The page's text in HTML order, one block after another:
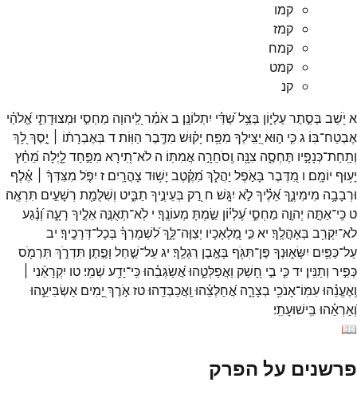
קמו
קמז
קמח
קמט
קנ
א יֹ֭שֵׁב בְּסֵ֣תֶרעֶלְי֑וֹן בְּצֵ֥לשַׁ֝דַּ֗י יִתְלוֹנָֽן׃ באֹמַ֗רלַֽ֭יהוָה מַחְסִ֣י וּמְצוּדָתִ֑י אֱ֝לֹהַ֗י
אֶבְטַח־בּֽוֹ׃ גכִּ֤י ה֣וּא יַ֭צִּֽילְךָ מִפַּ֥ח יָק֗וּשׁ מִדֶּ֥בֶר הַוּֽוֹת׃ד בְּאֶבְרָת֨וֹ ׀ יָ֣סֶךְלָ֭ךְ
וְתַֽחַת־כְּנָפָ֣יו תֶּחְסֶ֑ה צִנָּ֖ה וְֽסֹחֵרָ֣ה אֲמִתּֽוֹ׃ ה לֹא־תִ֭ירָא מִפַּ֣חַדלָ֑יְלָה מֵ֝חֵ֗ץ
יָע֥וּף יוֹמָֽם׃ ו מִ֭דֶּבֶר בָּאֹ֣פֶל יַהֲלֹ֑ךְמִ֝קֶּ֗טֶב יָשׁ֥וּד צָהֳרָֽיִם׃ ז יִפֹּ֤ל מִצִּדְּךָ֨ ׀
אֶ֗לֶף
וּרְבָבָ֥ה מִימִינֶ֑ךָאֵ֝לֶ֗יךָלֹ֣א יִגָּֽשׁ׃ ח רַ֭ק בְּעֵינֶ֣יךָ תַבִּ֑יט וְשִׁלֻּמַ֖ת רְשָׁעִ֣ים תִּרְאֶֽה׃
ט כִּֽי־אַתָּ֣ה יְהוָ֣ה מַחְסִ֑י עֶ֝לְי֗וֹן שַׂ֣מְתָּ מְעוֹנֶֽךָ׃ י לֹֽא־תְאֻנֶּ֣ה אֵלֶ֣יךָ רָעָ֑ה וְ֝נֶ֗גַע
לֹא־יִקְרַ֥ב בְּאָהֳלֶֽךָ׃ יאכִּ֣י מַ֭לְאָכָיו יְצַוֶּה־לָּ֑ךְלִ֝שְׁמָרְךָ֗ בְּכָל־דְּרָכֶֽיךָ׃ יב
עַל־כַּפַּ֥יִם יִשָּׂא֑וּנְךָ פֶּן־תִּגֹּ֖ף בָּאֶ֣בֶן רַגְלֶֽךָ׃ יגעַל־שַׁ֣חַל וָפֶ֣תֶן תִּדְרֹ֑ךְ תִּרְמֹ֖ס
כְּפִ֣יר וְתַנִּֽין׃ ידכִּ֤י בִ֣י חָ֭שַׁק וַאֲפַלְּטֵ֑הוּאֲ֝שַׂגְּבֵ֗הוּכִּֽי־יָדַ֥ע שְׁמִֽי׃ טו יִקְרָאֵ֨נִי ׀
וְֽאֶעֱנֵ֗הוּעִמּֽוֹ־אָנֹכִ֥י בְצָרָ֑ה אֲ֝חַלְּצֵ֗הוּ וַֽאֲכַבְּדֵֽהוּ׃טזאֹ֣רֶךְ יָ֭מִים אַשְׂבִּיעֵ֑הוּ
וְ֝אַרְאֵ֗הוּ בִּֽישׁוּעָתִֽי׃
📖
פרשנים על הפרק